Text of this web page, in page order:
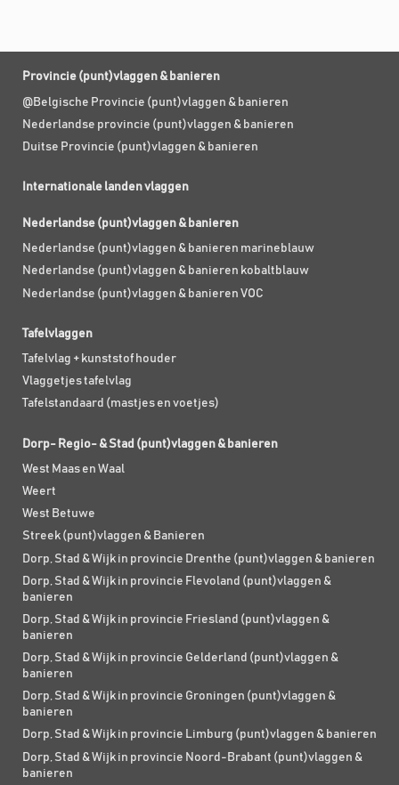
Provincie (punt)vlaggen & banieren
@Belgische Provincie (punt)vlaggen & banieren
Nederlandse provincie (punt)vlaggen & banieren
Duitse Provincie (punt)vlaggen & banieren
Internationale landen vlaggen
Nederlandse (punt)vlaggen & banieren
Nederlandse (punt)vlaggen & banieren marineblauw
Nederlandse (punt)vlaggen & banieren kobaltblauw
Nederlandse (punt)vlaggen & banieren VOC
Tafelvlaggen
Tafelvlag + kunststof houder
Vlaggetjes tafelvlag
Tafelstandaard (mastjes en voetjes)
Dorp- Regio- & Stad (punt)vlaggen & banieren
West Maas en Waal
Weert
West Betuwe
Streek (punt)vlaggen & Banieren
Dorp, Stad & Wijk in provincie Drenthe (punt)vlaggen & banieren
Dorp, Stad & Wijk in provincie Flevoland (punt)vlaggen &
banieren
Dorp, Stad & Wijk in provincie Friesland (punt)vlaggen &
banieren
Dorp, Stad & Wijk in provincie Gelderland (punt)vlaggen &
banieren
Dorp, Stad & Wijk in provincie Groningen (punt)vlaggen &
banieren
Dorp, Stad & Wijk in provincie Limburg (punt)vlaggen & banieren
Dorp, Stad & Wijk in provincie Noord-Brabant (punt)vlaggen &
banieren